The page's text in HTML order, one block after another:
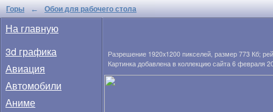
Горы ← Обои для рабочего стола
На главную
3d графика
Авиация
Автомобили
Аниме
Разрешение 1920x1200 пикселей, размер 773 Кб;
Картинка добавлена в коллекцию сайта 6 февраля